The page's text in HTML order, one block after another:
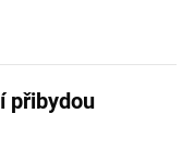
přibydou